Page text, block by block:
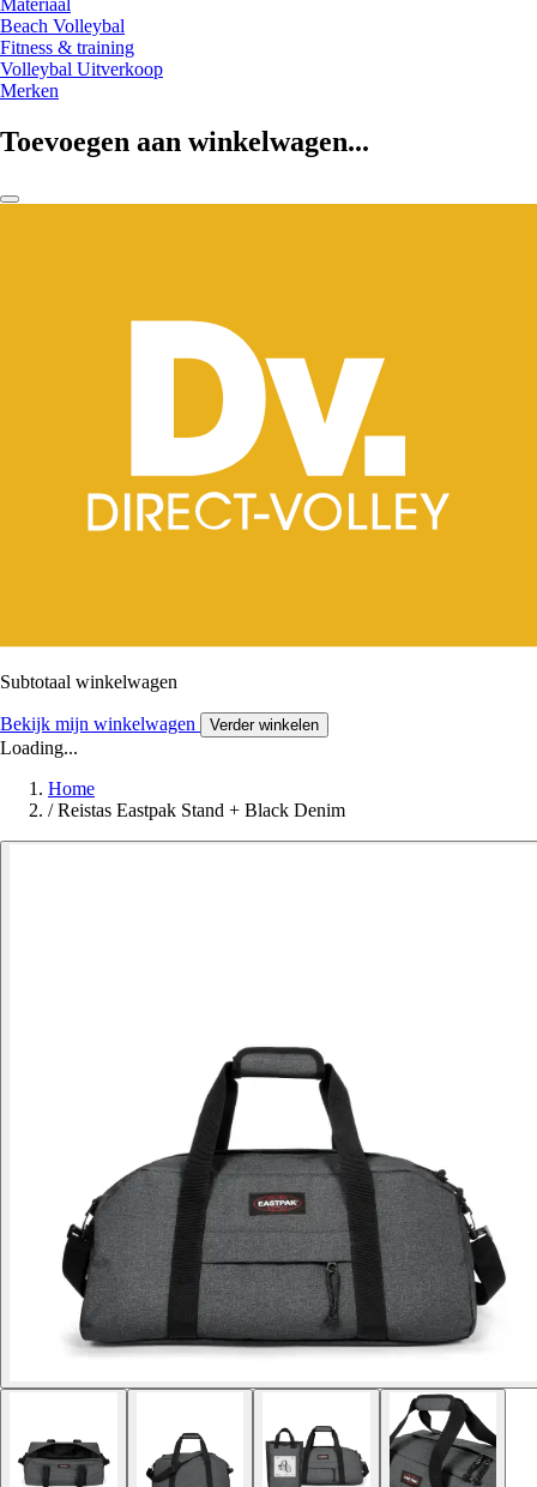
Materiaal
Beach Volleybal
Fitness & training
Volleybal Uitverkoop
Merken
Toevoegen aan winkelwagen...
Subtotaal winkelwagen
Bekijk mijn winkelwagen Verder winkelen
Loading...
Home
/ Reistas Eastpak Stand + Black Denim